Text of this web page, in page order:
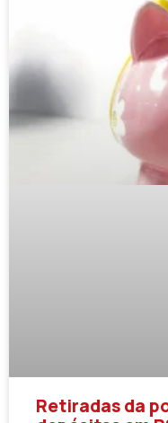
Retiradas da